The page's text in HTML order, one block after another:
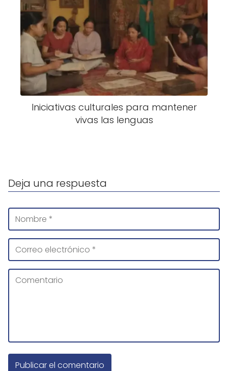
Iniciativas culturales para mantener
vivas las lenguas
Deja una respuesta